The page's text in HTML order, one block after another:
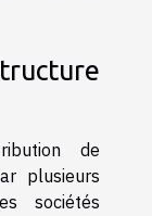
de
plusieurs
sociétés